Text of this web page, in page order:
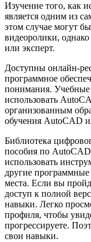
Изучение того, как
является одним из
этом случае могут
видеоролики, однако
или эксперт.
Доступны онлайн-
программное
понимания. Учебные
использовать
организованным
обучения AutoCAD
Библиотека
пособия по
использовать
другие
места. Если вы
доступ к полной
навыки. Легко
профиля, чтобы
прогрессируете.
свои навыки.